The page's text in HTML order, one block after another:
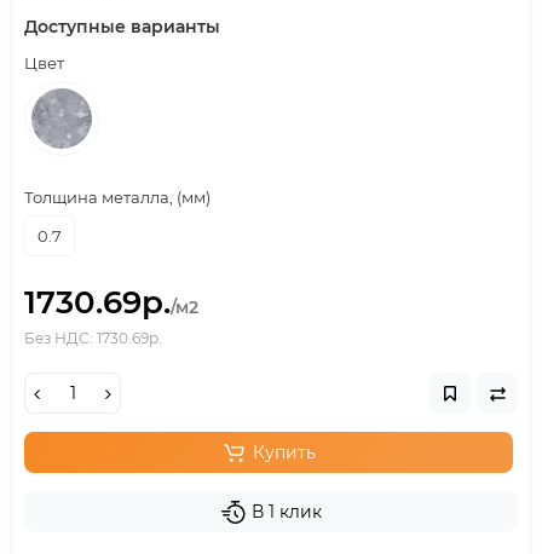
Доступные варианты
Цвет
Толщина металла, (мм)
0.7
1730.69р./м2
Без НДС: 1730.69р.
Купить
В 1 клик